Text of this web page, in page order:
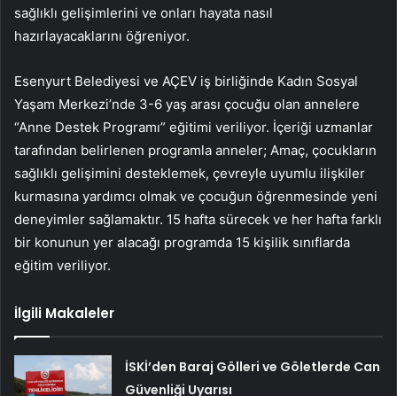
sağlıklı gelişimlerini ve onları hayata nasıl
hazırlayacaklarını öğreniyor.
Esenyurt Belediyesi ve AÇEV iş birliğinde Kadın Sosyal
Yaşam Merkezi’nde 3-6 yaş arası çocuğu olan annelere
“Anne Destek Programı” eğitimi veriliyor. İçeriği uzmanlar
tarafından belirlenen programla anneler; Amaç, çocukların
sağlıklı gelişimini desteklemek, çevreyle uyumlu ilişkiler
kurmasına yardımcı olmak ve çocuğun öğrenmesinde yeni
deneyimler sağlamaktır. 15 hafta sürecek ve her hafta farklı
bir konunun yer alacağı programda 15 kişilik sınıflarda
eğitim veriliyor.
İlgili Makaleler
İSKİ’den Baraj Gölleri ve Göletlerde Can
Güvenliği Uyarısı